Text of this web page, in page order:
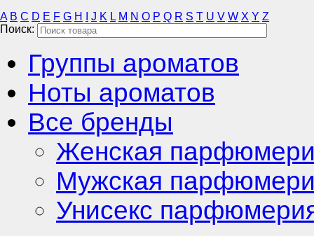
A B C D E F G H J K L M N O P Q R S T U V W X Y Z
Поиск:
Группы ароматов
Ноты ароматов
Все бренды
Женская
Мужская
Унисекс